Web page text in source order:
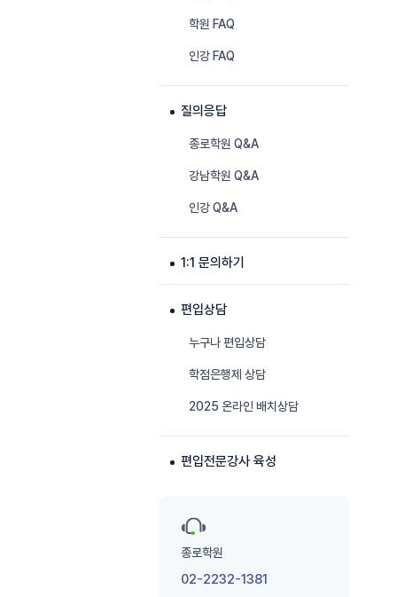
학원 FAQ
인강 FAQ
질의응답
종로학원 Q&A
강남학원 Q&A
인강 Q&A
1:1 문의하기
편입상담
누구나 편입상담
학점은행제 상담
2025 온라인 배치상담
편입전문강사 육성
종로학원
02-2232-1381